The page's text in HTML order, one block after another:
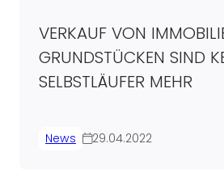
VERKAUF VON
GRUNDSTÜCKEN SIND
SELBSTLÄUFER MEHR
News 29.04.2022